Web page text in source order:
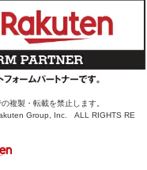
複製・転載を禁止します。
Group, Inc. ALL RIGHTS RE